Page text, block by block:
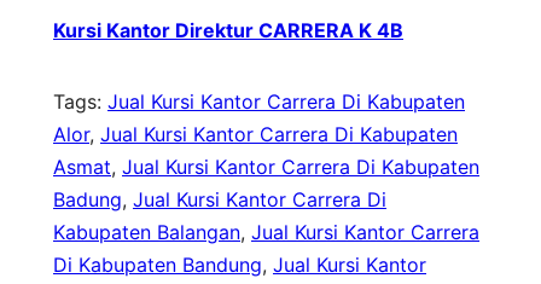
Kursi Kantor Direktur CARRERA K 4B
Tags: Jual Kursi Kantor Carrera Di Kabupaten
Alor, Jual Kursi Kantor Carrera Di Kabupaten
Asmat, Jual Kursi Kantor Carrera Di Kabupaten
Badung, Jual Kursi Kantor Carrera Di
Kabupaten Balangan, Jual Kursi Kantor Carrera
Di Kabupaten Bandung, Jual Kursi Kantor